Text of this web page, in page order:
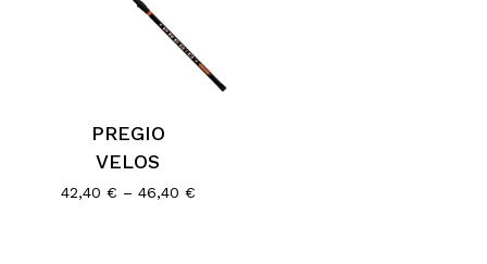
PREGIO
VELOS
42,40 € – 46,40 €Price